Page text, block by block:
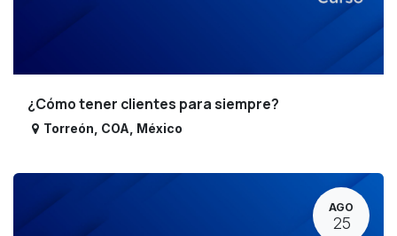
¿Cómo tener clientes para siempre?
Torreón COA México
AGO
25